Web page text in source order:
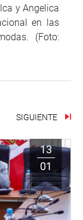
y Angelica
en las
(Foto:
SIGUIENTE
13
01